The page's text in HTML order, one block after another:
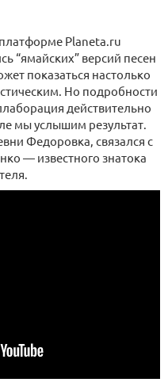
Planeta.ru
“ямайских” версий песен
показаться настолько
Но подробности
действительно
мы услышим результат.
Федоровка, связался с
— известного знатока